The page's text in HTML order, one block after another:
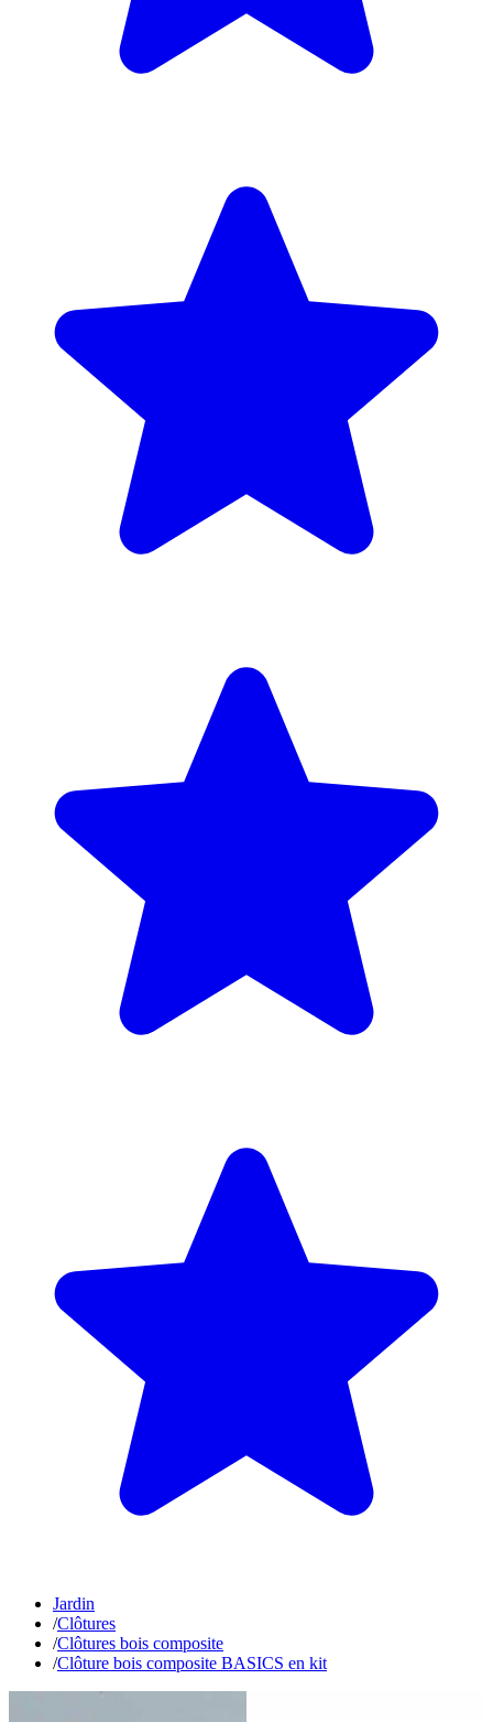
Jardin
/Clôtures
/Clôtures bois composite
/Clôture bois composite BASICS en kit